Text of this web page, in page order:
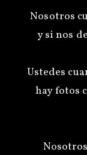
Nosotros
y si nos
Ustedes
hay fotos